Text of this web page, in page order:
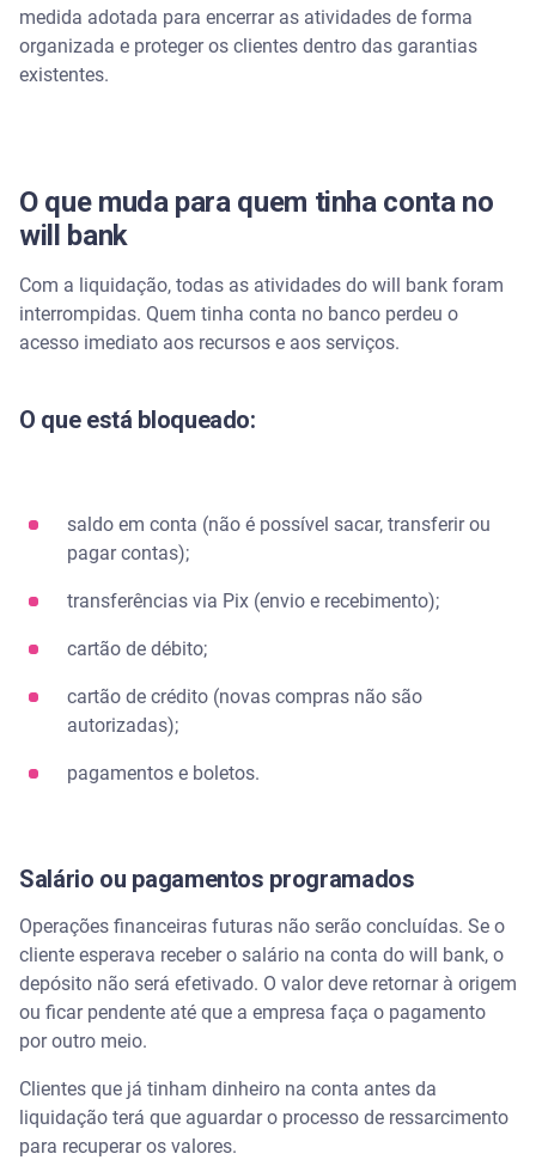
medida adotada para encerrar as atividades de forma
organizada e proteger os clientes dentro das garantias
existentes.
O que muda para quem tinha conta no
will bank
Com a liquidação, todas as atividades do will bank foram
interrompidas. Quem tinha conta no banco perdeu o
acesso imediato aos recursos e aos serviços.
O que está bloqueado:
saldo em conta (não é possível sacar, transferir ou
pagar contas);
transferências via Pix (envio e recebimento);
cartão de débito;
cartão de crédito (novas compras não são
autorizadas);
pagamentos e boletos.
Salário ou pagamentos programados
Operações financeiras futuras não serão concluídas. Se o
cliente esperava receber o salário na conta do will bank, o
depósito não será efetivado. O valor deve retornar à origem
ou ficar pendente até que a empresa faça o pagamento
por outro meio.
Clientes que já tinham dinheiro na conta antes da
liquidação terá que aguardar o processo de ressarcimento
para recuperar os valores.